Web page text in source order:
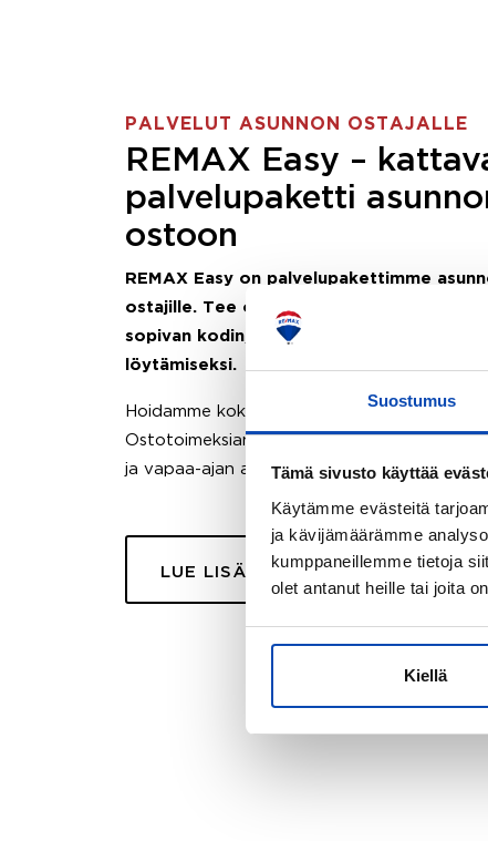
Suostumus
Tämä sivusto käyttää
Käytämme evästeitä
ja kävijämäärämme
kumppaneillemme tietoja
olet antanut heille tai joita
Kiellä
PALVELUT ASUNNON OSTAJALLE
REMAX Easy –
palvelupaketti
ostoon
REMAX Easy on palvelupakettimme
ostajille. Tee ostotoimeksianto ja
sopivan kodin, eikä sinun tarvitse nähdä
löytämiseksi.
Hoidamme koko ostoprosessin puolestasi.
Ostotoimeksiantopalvelumme sopii myös
ja vapaa-ajan asuntojen ostoon.
LUE LISÄÄ